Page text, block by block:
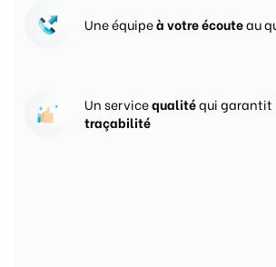
Une équipeà votre écouteau
Un servicequalitéqui garantit
traçabilité